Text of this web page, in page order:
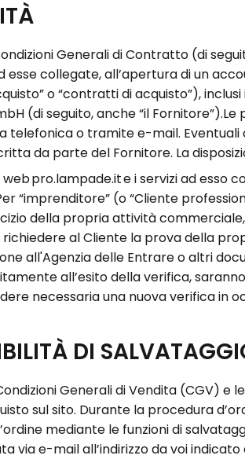
Generali di Contratto (di
esse collegate, all’apertura di un
o “contratti di acquisto”),
(di seguito, anche “il Fornitore”).Le
telefonica o tramite e-mail.
da parte del Fornitore. La
webpro.lampade.ite i servizi ad esso
“imprenditore” (o “Cliente
della propria attività
al Cliente la prova della
all'Agenzia delle Entrareo altri
all’esito della verifica,
necessaria una nuova verifica in
DI
Generali di Vendita (CGV) e
sul sito. Durante la procedura
mediante le funzioni di
via e-mail all’indirizzo da voi